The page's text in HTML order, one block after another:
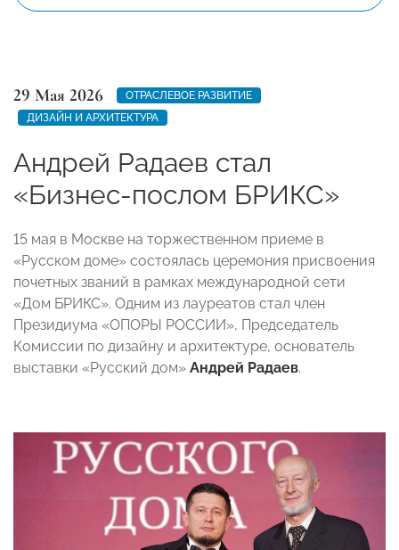
29 Мая 2026
ОТРАСЛЕВОЕ РАЗВИТИЕ
ДИЗАЙН И АРХИТЕКТУРА
Андрей Радаев стал
«Бизнес-послом БРИКС»
15 мая в Москве на торжественном приеме в
«Русском доме» состоялась церемония присвоения
почетных званий в рамках международной сети
«Дом БРИКС». Одним из лауреатов стал член
Президиума «ОПОРЫ РОССИИ», Председатель
Комиссии по дизайну и архитектуре, основатель
выставки «Русский дом» Андрей Радаев.